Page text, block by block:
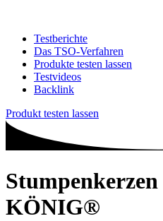
Testberichte
Das TSO-Verfahren
Produkte testen lassen
Testvideos
Backlink
Produkt testen lassen
KÖNIG®